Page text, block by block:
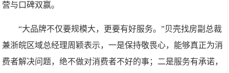
营与口碑双赢。
“大品牌不仅要规模大，更要有好服务。”贝壳找房副总裁
兼浙皖区域总经理周颖表示，一是保持敬畏心，能够真正为消
费者解决问题，绝不做对消费者不好的事；二是服务有承诺，